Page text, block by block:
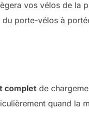
vos vélos de la
porte-vélos à
complet de
quand la